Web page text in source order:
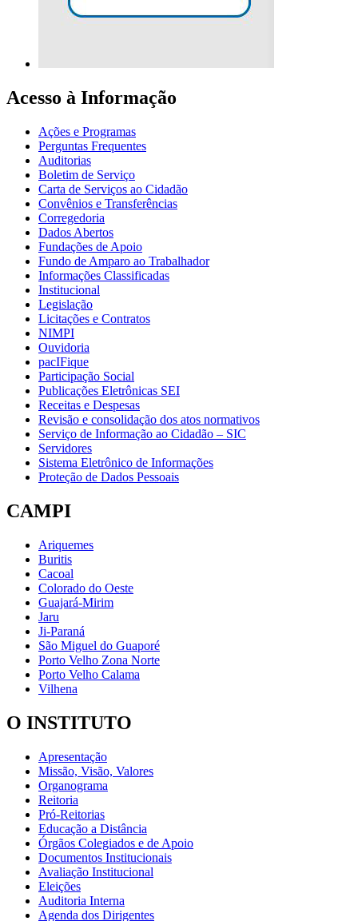
Acesso à Informação
Ações e Programas
Perguntas Frequentes
Auditorias
Boletim de Serviço
Carta de Serviços ao Cidadão
Convênios e Transferências
Corregedoria
Dados Abertos
Fundações de Apoio
Fundo de Amparo ao Trabalhador
Informações Classificadas
Institucional
Legislação
Licitações e Contratos
NIMPI
Ouvidoria
pacIFique
Participação Social
Publicações Eletrônicas SEI
Receitas e Despesas
Revisão e consolidação dos atos normativos
Serviço de Informação ao Cidadão – SIC
Servidores
Sistema Eletrônico de Informações
Proteção de Dados Pessoais
CAMPI
Ariquemes
Buritis
Cacoal
Colorado do Oeste
Guajará-Mirim
Jaru
Ji-Paraná
São Miguel do Guaporé
Porto Velho Zona Norte
Porto Velho Calama
Vilhena
O INSTITUTO
Apresentação
Missão, Visão, Valores
Organograma
Reitoria
Pró-Reitorias
Educação a Distância
Órgãos Colegiados e de Apoio
Documentos Institucionais
Avaliação Institucional
Eleições
Auditoria Interna
Agenda dos Dirigentes